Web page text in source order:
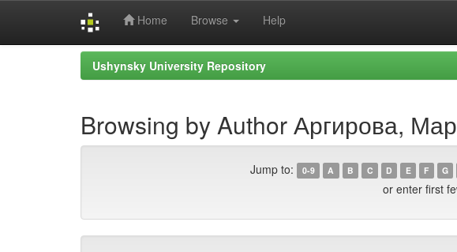
Home Browse Help
Ushynsky University Repository
Browsing by Author Аргирова,
Jump to: 0-9 A B C D E F G
or enter first